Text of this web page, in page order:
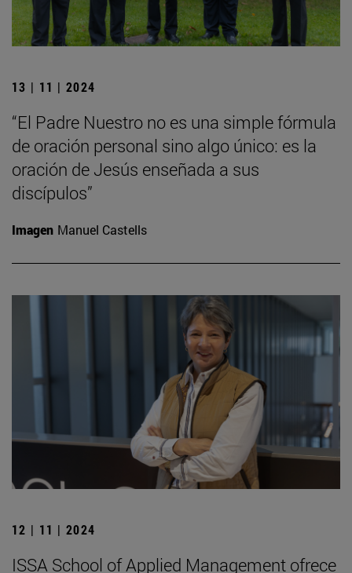
13 | 11 | 2024
“El Padre Nuestro no es una simple fórmula
de oración personal sino algo único: es la
oración de Jesús enseñada a sus
discípulos”
Imagen Manuel Castells
12 | 11 | 2024
ISSA School of Applied Management ofrece